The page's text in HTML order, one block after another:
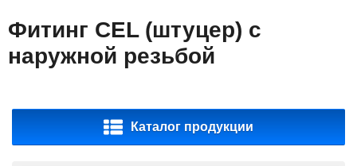
+375 44 741-14-15
Фитинг CEL (штуцер) с
наружной резьбой
Каталог продукции